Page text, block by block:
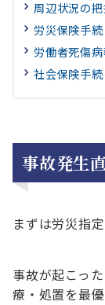
周辺状況の
労災保険手続
労働者死傷
社会保険手
事故発生
まずは労災指
事故が起こっ
療・処置を最優